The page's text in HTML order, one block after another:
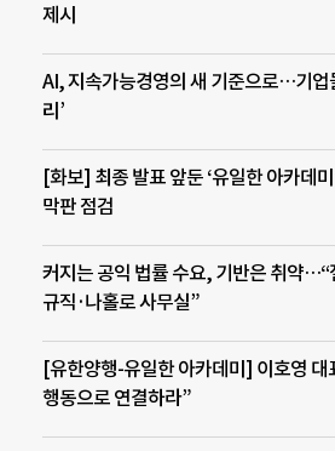
제시
AI, 지속가능경영의 새 기준으로…기업
리’
[화보] 최종 발표 앞둔 ‘유일한 아카데
막판 점검
커지는 공익 법률 수요, 기반은 취약…“
규직·나홀로 사무실”
[유한양행-유일한 아카데미] 이호영 대
행동으로 연결하라”